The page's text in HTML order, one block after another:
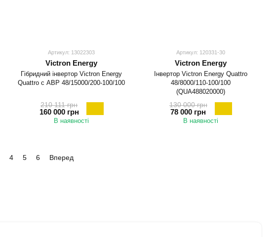
Артикул: 13022303
Victron Energy
Гібридний інвертор Victron Energy
Quattro с АВР 48/15000/200-100/100
210 111 грн
160 000 грн
В наявності
Артикул: 120331-30
Victron Energy
Інвертор Victron Energy Quattro
48/8000/110-100/100
(QUA488020000)
130 000 грн
78 000 грн
В наявності
4 5 6 Вперед